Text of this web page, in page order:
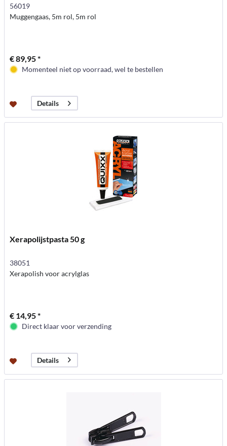
56019
Muggengaas, 5m rol, 5m rol
€ 89,95 *
Momenteel niet op voorraad, wel te bestellen
Details
Xerapolijstpasta 50 g
38051
Xerapolish voor acrylglas
€ 14,95 *
Direct klaar voor verzending
Details